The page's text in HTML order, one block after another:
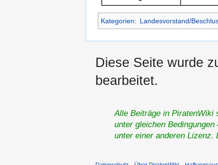
Kategorien: Landesvorstand/
Diese Seite wurde
bearbeitet.
Alle Beiträge in PiratenWiki
unter gleichen
unter einer anderen